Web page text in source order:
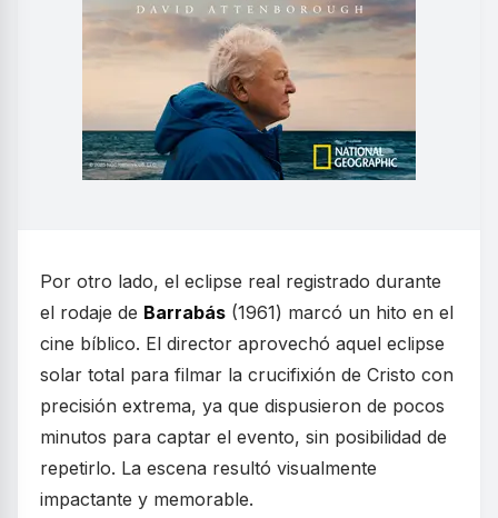
Por otro lado, el eclipse real registrado durante
el rodaje de Barrabás (1961) marcó un hito en el
cine bíblico. El director aprovechó aquel eclipse
solar total para filmar la crucifixión de Cristo con
precisión extrema, ya que dispusieron de pocos
minutos para captar el evento, sin posibilidad de
repetirlo. La escena resultó visualmente
impactante y memorable.